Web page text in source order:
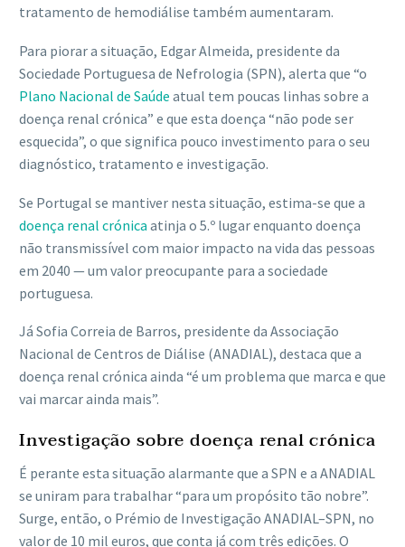
tratamento de hemodiálise também aumentaram.
Para piorar a situação, Edgar Almeida, presidente da
Sociedade Portuguesa de Nefrologia (SPN), alerta que “o
Plano Nacional de Saúde atual tem poucas linhas sobre a
doença renal crónica” e que esta doença “não pode ser
esquecida”, o que significa pouco investimento para o seu
diagnóstico, tratamento e investigação.
Se Portugal se mantiver nesta situação, estima-se que a
doença renal crónica atinja o 5.º lugar enquanto doença
não transmissível com maior impacto na vida das pessoas
em 2040 — um valor preocupante para a sociedade
portuguesa.
Já Sofia Correia de Barros, presidente da Associação
Nacional de Centros de Diálise (ANADIAL), destaca que a
doença renal crónica ainda “é um problema que marca e que
vai marcar ainda mais”.
Investigação sobre doença renal crónica
É perante esta situação alarmante que a SPN e a ANADIAL
se uniram para trabalhar “para um propósito tão nobre”.
Surge, então, o Prémio de Investigação ANADIAL–SPN, no
valor de 10 mil euros, que conta já com três edições. O